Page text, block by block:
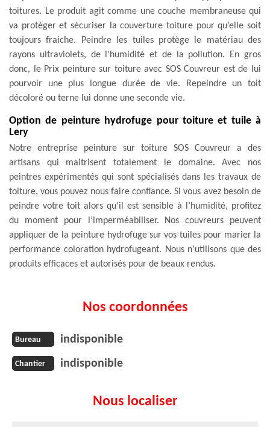
toitures. Le produit agit comme une couche membraneuse qui
va protéger et sécuriser la couverture toiture pour qu’elle soit
toujours fraiche. Peindre les tuiles protège le matériau des
rayons ultraviolets, de l'humidité et de la pollution. En gros
donc, le Prix peinture sur toiture avec SOS Couvreur est de lui
pourvoir une plus longue durée de vie. Repeindre un toit
décoloré ou terne lui donne une seconde vie.
Option de peinture hydrofuge pour toiture et tuile à
Lery
Notre entreprise peinture sur toiture SOS Couvreur a des
artisans qui maitrisent totalement le domaine. Avec nos
peintres expérimentés qui sont spécialisés dans les travaux de
toiture, vous pouvez nous faire confiance. Si vous avez besoin de
peindre votre toit alors qu’il est sensible à l’humidité, profitez
du moment pour l’imperméabiliser. Nos couvreurs peuvent
appliquer de la peinture hydrofuge sur vos tuiles pour marier la
performance coloration hydrofugeant. Nous n’utilisons que des
produits efficaces et autorisés pour de beaux rendus.
Nos coordonnées
Bureau indisponible
Chantier indisponible
Nous localiser